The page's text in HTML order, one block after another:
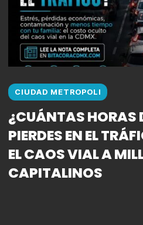
CIUDAD METROPOLI
¿CUÁNTAS HORAS
PIERDES EN EL
EL CAOS VIAL A
CAPITALINOS